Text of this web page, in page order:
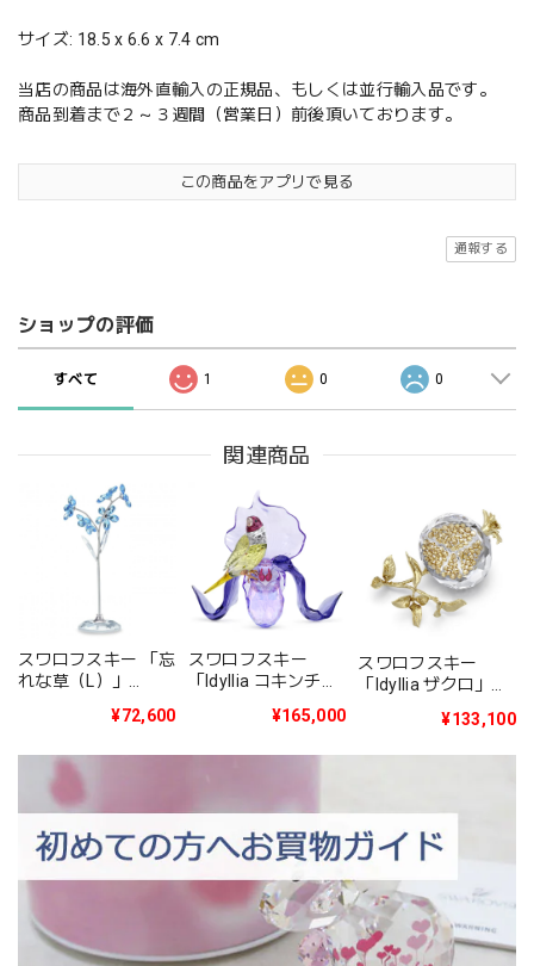
サイズ: 18.5 x 6.6 x 7.4 cm
当店の商品は海外直輸入の正規品、もしくは並行輸入品です。
商品到着まで２～３週間（営業日）前後頂いております。
この商品をアプリで見る
通報する
ショップの評価
すべて 1 0 0
関連商品
スワロフスキー 「忘
れな草（L）」
¥72,600
スワロフスキー
「Idyllia コキンチョ
¥165,000
スワロフスキー
「Idyllia ザクロ」
¥133,100